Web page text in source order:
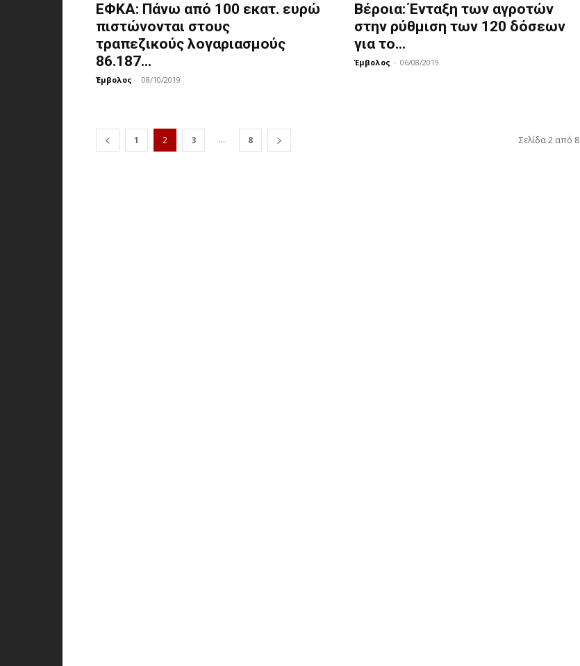
ΕΦΚΑ: Πάνω από 100 εκατ. ευρώ
πιστώνονται στους
τραπεζικούς λογαριασμούς
86.187...
Έμβολος - 08/10/2019
Βέροια: Ένταξη των αγροτών
στην ρύθμιση των 120 δόσεων
για το...
Έμβολος - 06/08/2019
1 2 3 ... 8 Σελίδα 2 από 8